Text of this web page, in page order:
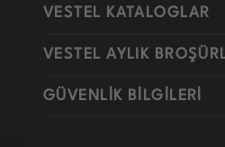
VESTEL KATALOGLAR
VESTEL AYLIK
GÜVENLİK BİLGİLERİ